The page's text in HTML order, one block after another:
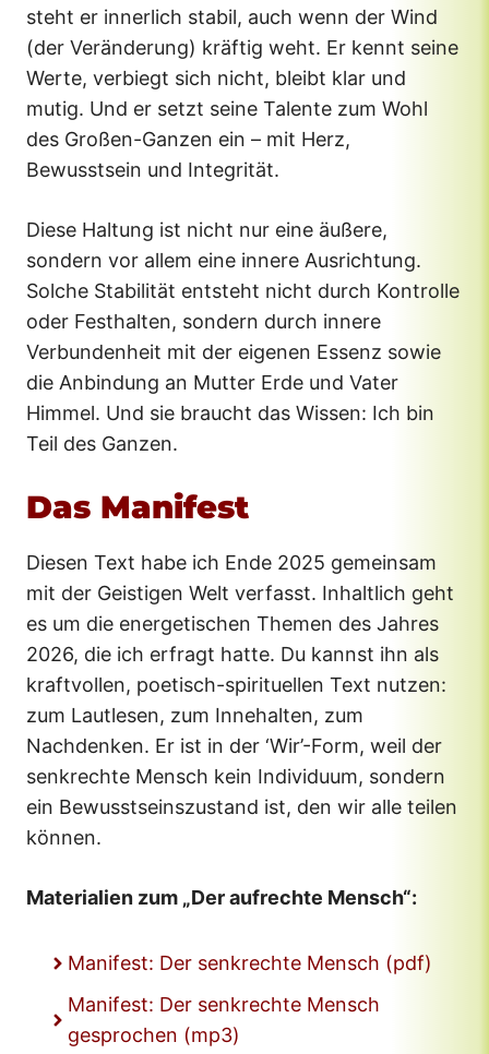
steht er innerlich stabil, auch wenn der Wind
(der Veränderung) kräftig weht. Er kennt seine
Werte, verbiegt sich nicht, bleibt klar und
mutig. Und er setzt seine Talente zum Wohl
des Großen-Ganzen ein – mit Herz,
Bewusstsein und Integrität.
Diese Haltung ist nicht nur eine äußere,
sondern vor allem eine innere Ausrichtung.
Solche Stabilität entsteht nicht durch Kontrolle
oder Festhalten, sondern durch innere
Verbundenheit mit der eigenen Essenz sowie
die Anbindung an Mutter Erde und Vater
Himmel. Und sie braucht das Wissen: Ich bin
Teil des Ganzen.
Das Manifest
Diesen Text habe ich Ende 2025 gemeinsam
mit der Geistigen Welt verfasst. Inhaltlich geht
es um die energetischen Themen des Jahres
2026, die ich erfragt hatte. Du kannst ihn als
kraftvollen, poetisch-spirituellen Text nutzen:
zum Lautlesen, zum Innehalten, zum
Nachdenken. Er ist in der ‘Wir’-Form, weil der
senkrechte Mensch kein Individuum, sondern
ein Bewusstseinszustand ist, den wir alle teilen
können.
Materialien zum „Der aufrechte Mensch“:
Manifest: Der senkrechte Mensch (pdf)
Manifest: Der senkrechte Mensch
gesprochen (mp3)